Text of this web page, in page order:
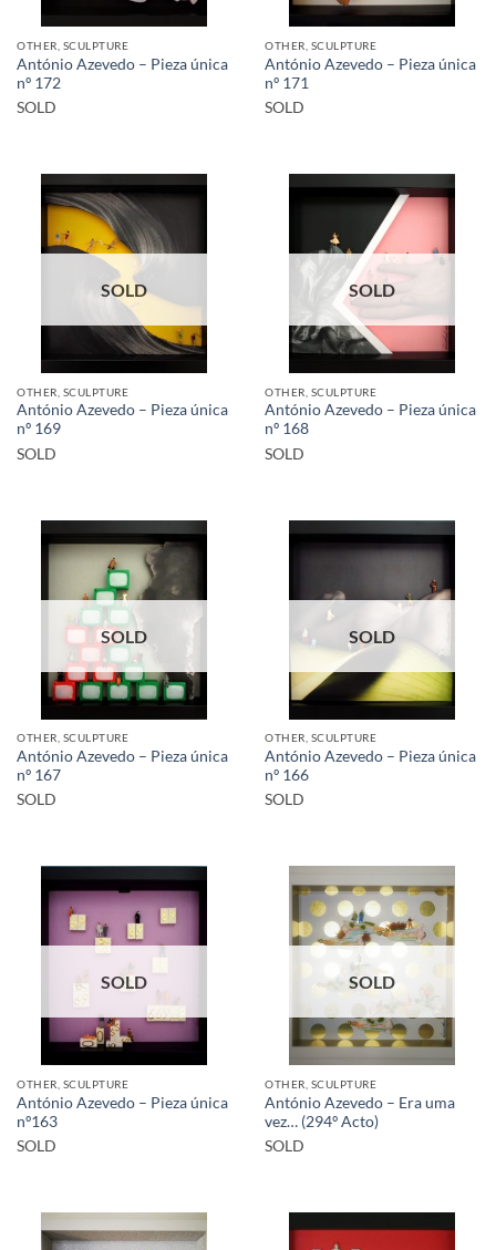
OTHER, SCULPTURE
António Azevedo – Pieza única
nº 172
SOLD
OTHER, SCULPTURE
António Azevedo – Pieza única
nº 171
SOLD
SOLD
OTHER, SCULPTURE
António Azevedo – Pieza única
nº 169
SOLD
SOLD
OTHER, SCULPTURE
António Azevedo – Pieza única
nº 168
SOLD
SOLD
OTHER, SCULPTURE
António Azevedo – Pieza única
nº 167
SOLD
SOLD
OTHER, SCULPTURE
António Azevedo – Pieza única
nº 166
SOLD
SOLD
OTHER, SCULPTURE
António Azevedo – Pieza única
nº163
SOLD
SOLD
OTHER, SCULPTURE
António Azevedo – Era uma
vez… (294º Acto)
SOLD